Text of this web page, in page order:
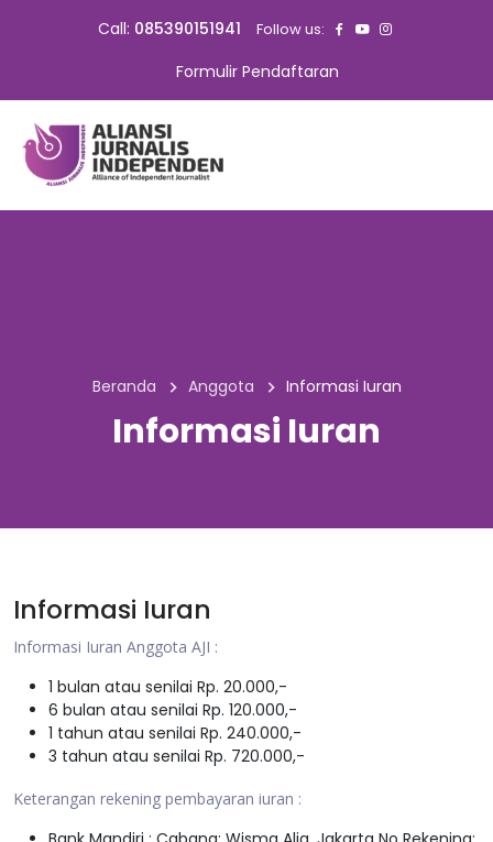
Call: 085390151941 Follow us:
Formulir Pendaftaran
Beranda Anggota Informasi Iuran
Informasi Iuran
Informasi Iuran
Informasi Iuran Anggota AJI :
1 bulan atau senilai Rp. 20.000,-
6 bulan atau senilai Rp. 120.000,-
1 tahun atau senilai Rp. 240.000,-
3 tahun atau senilai Rp. 720.000,-
Keterangan rekening pembayaran iuran :